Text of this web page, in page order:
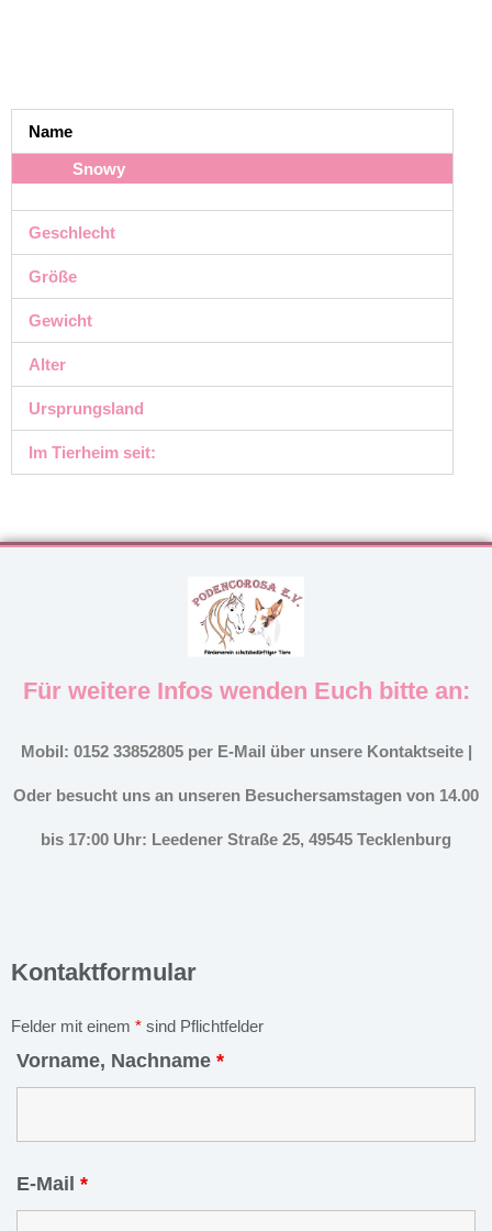
Name
Snowy
Geschlecht
Größe
Gewicht
Alter
Ursprungsland
Im Tierheim seit:
Für weitere Infos wenden Euch bitte an:
Mobil: 0152 33852805 per E-Mail über unsere Kontaktseite |
Oder besucht uns an unseren Besuchersamstagen von 14.00
bis 17:00 Uhr: Leedener Straße 25, 49545 Tecklenburg
Kontaktformular
Felder mit einem * sind Pflichtfelder
Vorname, Nachname *
E-Mail *